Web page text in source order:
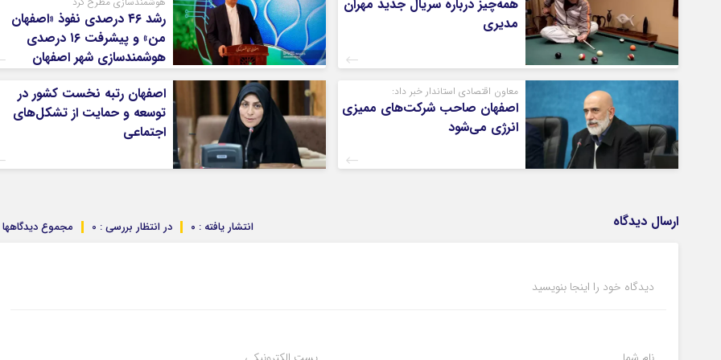
همه‌چیز درباره سریال جدید مهران
مدیری
رشد ۴۶ درصدی نفوذ «اصفهان
من» و پیشرفت ۱۶ درصدی
هوشمندسازی شهر اصفهان
معاون اقتصادی استاندار خبر داد:
اصفهان صاحب شرکت‌های ممیزی
انرژی می‌شود
اصفهان رتبه نخست کشور در
توسعه و حمایت از تشکل‌های
اجتماعی
ارسال دیدگاه مجموع دیدگاهها در انتظار بررسی : 0 انتشار یافته : ۰
دیدگاه خود را اینجا بنویسید